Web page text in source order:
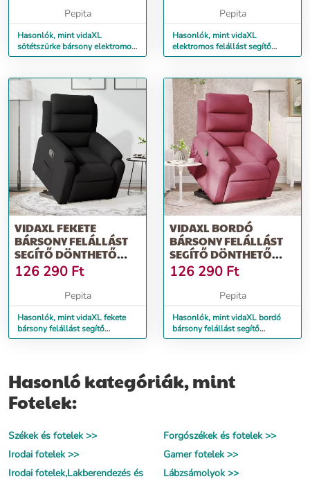
Pepita
Hasonlók, mint vidaXL
sötétszürke bársony elektromos
dönthető fotel
Pepita
Hasonlók, mint vidaXL
elektromos felállást segítő
fekete bársony dönthető fotel
VIDAXL FEKETE
BÁRSONY FELÁLLÁST
SEGÍTŐ DÖNTHETŐ
FOTEL
126 290 Ft
Pepita
Hasonlók, mint vidaXL fekete
bársony felállást segítő
dönthető fotel
VIDAXL BORDÓ
BÁRSONY FELÁLLÁST
SEGÍTŐ DÖNTHETŐ
FOTEL
126 290 Ft
Pepita
Hasonlók, mint vidaXL bordó
bársony felállást segítő
dönthető fotel
Hasonló kategóriák, mint
Fotelek:
Székek és fotelek >>
Forgószékek és fotelek >>
Irodai fotelek >>
Gamer fotelek >>
Irodai fotelek,Lakberendezés és
Lábzsámolyok >>